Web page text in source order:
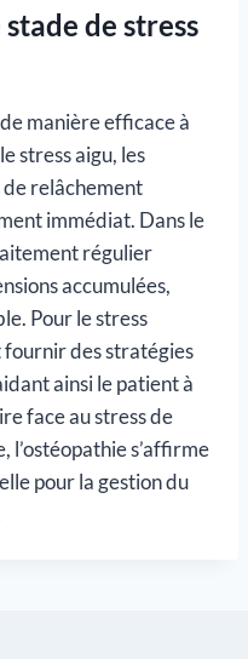
de stress
manière efficace à
stress aigu, les
relâchement
immédiat. Dans le
régulier
accumulées,
Pour le stress
fournir des stratégies
ainsi le patient à
face au stress de
l’ostéopathie s’affirme
pour la gestion du